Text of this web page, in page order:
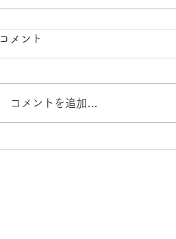
制作用アトリエを募集してい
コメント
コメントを追加…